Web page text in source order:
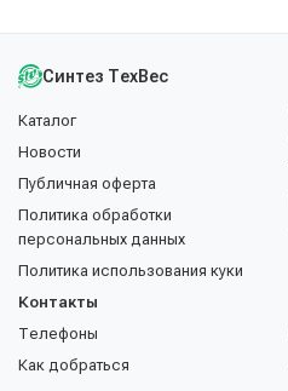
Синтез ТехВес
Каталог
Новости
Публичная оферта
Политика обработки
персональных данных
Политика использования куки
Контакты
Телефоны
Как добраться